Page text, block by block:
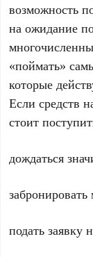
возможность
на ожидание
«поймать»
которые
Если средств
стоит
дождаться
подать заявку